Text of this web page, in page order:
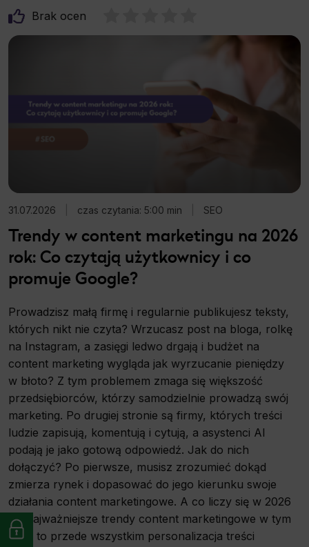
Brak ocen
31.07.2026 czas czytania: 5:00 min SEO
Trendy w content marketingu na 2026
rok: Co czytają użytkownicy i co
promuje Google?
Prowadzisz małą firmę i regularnie publikujesz teksty,
których nikt nie czyta? Wrzucasz post na bloga, rolkę
na Instagram, a zasięgi ledwo drgają i budżet na
content marketing wygląda jak wyrzucanie pieniędzy
w błoto? Z tym problemem zmaga się większość
przedsiębiorców, którzy samodzielnie prowadzą swój
marketing. Po drugiej stronie są firmy, których treści
ludzie zapisują, komentują i cytują, a asystenci AI
podają je jako gotową odpowiedź. Jak do nich
dołączyć? Po pierwsze, musisz zrozumieć dokąd
zmierza rynek i dopasować do jego kierunku swoje
działania content marketingowe. A co liczy się w 2026
r.? Najważniejsze trendy content marketingowe w tym
roku to przede wszystkim personalizacja treści